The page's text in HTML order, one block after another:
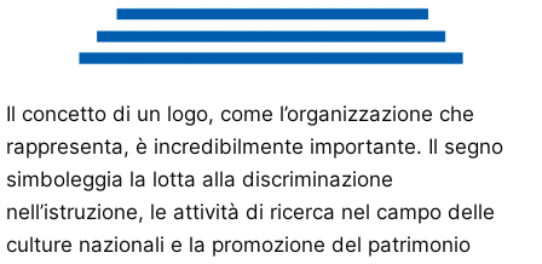
Il concetto di un logo, come l’organizzazione che
rappresenta, è incredibilmente importante. Il segno
simboleggia la lotta alla discriminazione
nell’istruzione, le attività di ricerca nel campo delle
culture nazionali e la promozione del patrimonio